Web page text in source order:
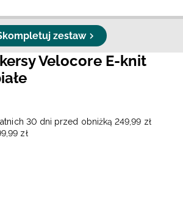
zestaw
Velocore E-knit
30 dni przed obniżką 249,99 zł
,99 zł